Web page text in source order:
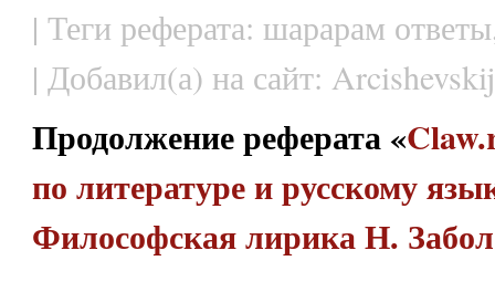
| Теги реферата: шарарам
| Добавил(а) на сайт:
Продолжение реферата «
по литературе и русскому
Философская лирика Н.